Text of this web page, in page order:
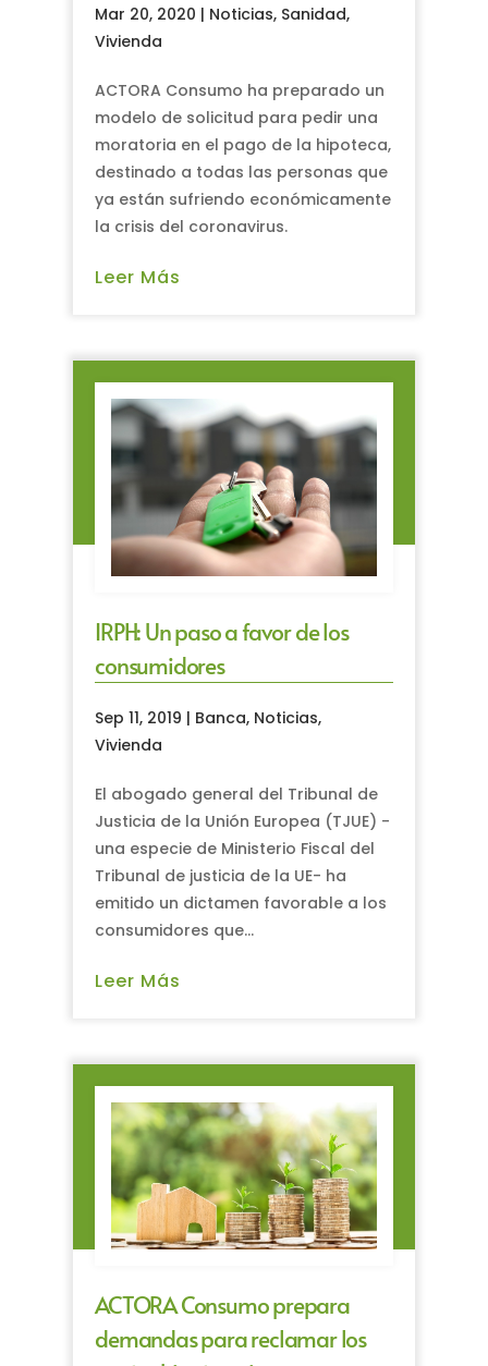
Mar 20, 2020 | Noticias, Sanidad,
Vivienda
ACTORA Consumo ha preparado un
modelo de solicitud para pedir una
moratoria en el pago de la hipoteca,
destinado a todas las personas que
ya están sufriendo económicamente
la crisis del coronavirus.
Leer Más
IRPH: Un paso a favor de los
consumidores
Sep 11, 2019 | Banca, Noticias,
Vivienda
El abogado general del Tribunal de
Justicia de la Unión Europea (TJUE) -
una especie de Ministerio Fiscal del
Tribunal de justicia de la UE- ha
emitido un dictamen favorable a los
consumidores que...
Leer Más
ACTORA Consumo prepara
demandas para reclamar los